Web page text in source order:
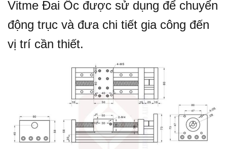
Vitme Đai Ốc được sử dụng để chuyển
động trục và đưa chi tiết gia công đến
vị trí cần thiết.